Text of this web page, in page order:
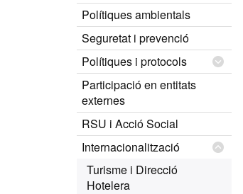
Polítiques ambientals
Seguretat i prevenció
Polítiques i protocols
Participació en entitats
externes
RSU i Acció Social
Internacionalització
Turisme i Direcció
Hotelera